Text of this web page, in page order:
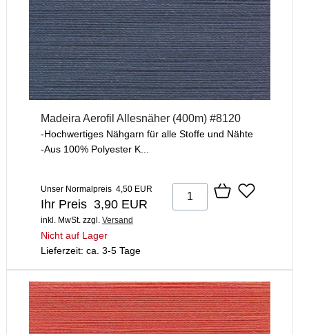
Madeira Aerofil Allesnäher (400m) #8120
-Hochwertiges Nähgarn für alle Stoffe und Nähte
-Aus 100% Polyester K...
Unser Normalpreis 4,50 EUR
Ihr Preis 3,90 EUR
inkl. MwSt. zzgl. Versand
Nicht auf Lager
Lieferzeit: ca. 3-5 Tage